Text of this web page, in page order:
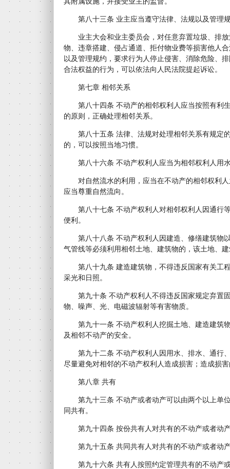
第八十三条 业主应当遵守法律、法规以及管理
业主大会和业主委员会，对任意弃置垃圾、排放
物、违章搭建、侵占通道、拒付物业费等损害他人
以及管理规约，要求行为人停止侵害、消除危险、
合法权益的行为，可以依法向人民法院提起诉讼。
第七章 相邻关系
第八十四条 不动产的相邻权利人应当按照有利
的原则，正确处理相邻关系。
第八十五条 法律、法规对处理相邻关系有规定
的，可以按照当地习惯。
第八十六条 不动产权利人应当为相邻权利人用
对自然流水的利用，应当在不动产的相邻权利人
应当尊重自然流向。
第八十七条 不动产权利人对相邻权利人因通行
便利。
第八十八条 不动产权利人因建造、修缮建筑物
气管线等必须利用相邻土地、建筑物的，该土地、
第八十九条 建造建筑物，不得违反国家有关工
采光和日照。
第九十条 不动产权利人不得违反国家规定弃置
物、噪声、光、电磁波辐射等有害物质。
第九十一条 不动产权利人挖掘土地、建造建筑
及相邻不动产的安全。
第九十二条 不动产权利人因用水、排水、通行
尽量避免对相邻的不动产权利人造成损害；造成损
第八章 共有
第九十三条 不动产或者动产可以由两个以上单
同共有。
第九十四条 按份共有人对共有的不动产或者动
第九十五条 共同共有人对共有的不动产或者动
第九十六条 共有人按照约定管理共有的不动产